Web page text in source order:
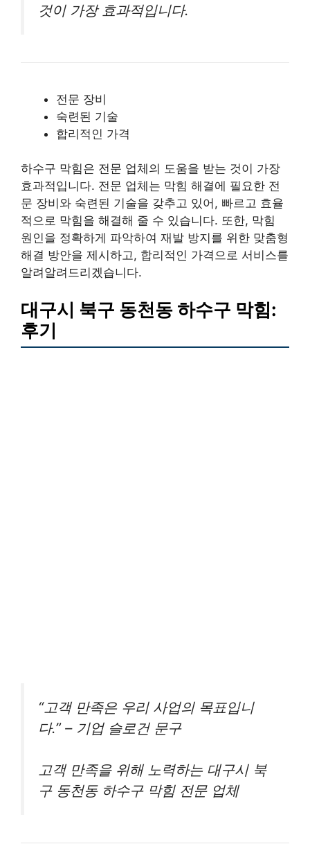
것이 가장 효과적입니다.
전문 장비
숙련된 기술
합리적인 가격
하수구 막힘은 전문 업체의 도움을 받는 것이 가장
효과적입니다. 전문 업체는 막힘 해결에 필요한 전
문 장비와 숙련된 기술을 갖추고 있어, 빠르고 효율
적으로 막힘을 해결해 줄 수 있습니다. 또한, 막힘
원인을 정확하게 파악하여 재발 방지를 위한 맞춤형
해결 방안을 제시하고, 합리적인 가격으로 서비스를
알려알려드리겠습니다.
대구시 북구 동천동 하수구 막힘:
후기
“고객 만족은 우리 사업의 목표입니
다.” – 기업 슬로건 문구
고객 만족을 위해 노력하는 대구시 북
구 동천동 하수구 막힘 전문 업체